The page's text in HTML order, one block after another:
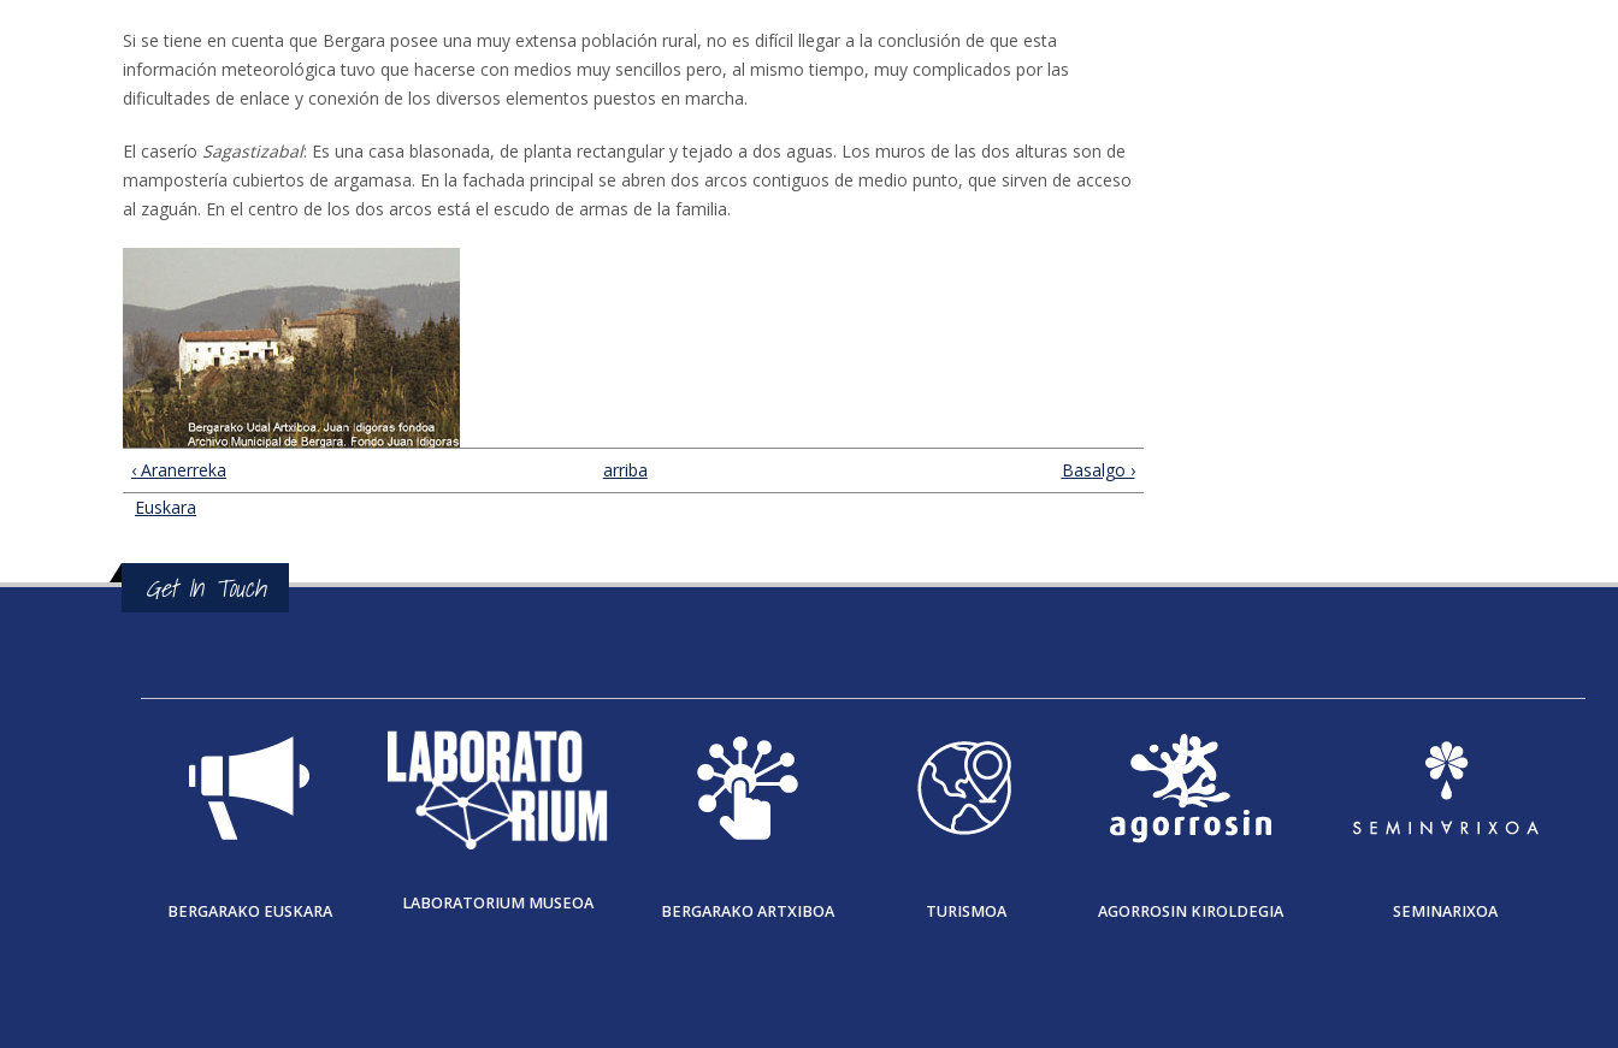
Si se tiene en cuenta que Bergara posee una muy extensa población rural, no es difícil llegar a la conclusión de que esta
información meteorológica tuvo que hacerse con medios muy sencillos pero, al mismo tiempo, muy complicados por las
dificultades de enlace y conexión de los diversos elementos puestos en marcha.
El caserío Sagastizabal: Es una casa blasonada, de planta rectangular y tejado a dos aguas. Los muros de las dos alturas son de
mampostería cubiertos de argamasa. En la fachada principal se abren dos arcos contiguos de medio punto, que sirven de acceso
al zaguán. En el centro de los dos arcos está el escudo de armas de la familia.
‹ Aranerreka arriba
Basalgo ›
Euskara
Get In Touch
BERGARAKO EUSKARA LABORATORIUM MUSEOA BERGARAKO ARTXIBOA TURISMOA AGORROSIN KIROLDEGIA SEMINARIXOA